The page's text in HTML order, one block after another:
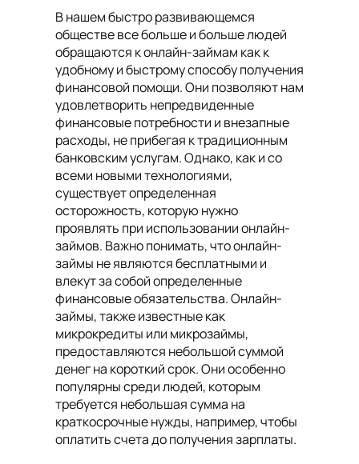
В нашем быстро развивающемся
обществе все больше и больше людей
обращаются к онлайн-займам как к
удобному и быстрому способу получения
финансовой помощи. Они позволяют нам
удовлетворить непредвиденные
финансовые потребности и внезапные
расходы, не прибегая к традиционным
банковским услугам. Однако, как и со
всеми новыми технологиями,
существует определенная
осторожность, которую нужно
проявлять при использовании онлайн-
займов. Важно понимать, что онлайн-
займы не являются бесплатными и
влекут за собой определенные
финансовые обязательства. Онлайн-
займы, также известные как
микрокредиты или микрозаймы,
предоставляются небольшой суммой
денег на короткий срок. Они особенно
популярны среди людей, которым
требуется небольшая сумма на
краткосрочные нужды, например, чтобы
оплатить счета до получения зарплаты.